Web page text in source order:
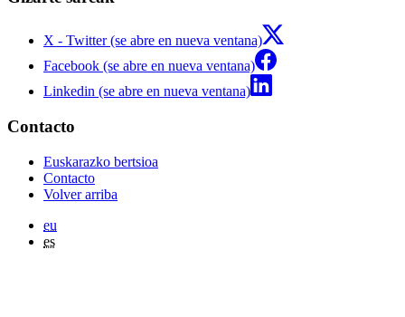
X - Twitter (se abre en nueva ventana)
Facebook (se abre en nueva ventana)
Linkedin (se abre en nueva ventana)
Contacto
Euskarazko bertsioa
Contacto
Volver arriba
eu
es